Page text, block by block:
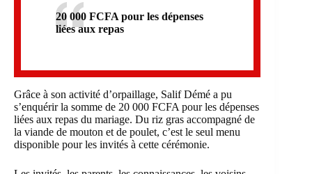
20 000 FCFA pour les dépenses
liées aux repas
Grâce à son activité d’orpaillage, Salif Démé a pu
s’enquérir la somme de 20 000 FCFA pour les dépenses
liées aux repas du mariage. Du riz gras accompagné de
la viande de mouton et de poulet, c’est le seul menu
disponible pour les invités à cette cérémonie.